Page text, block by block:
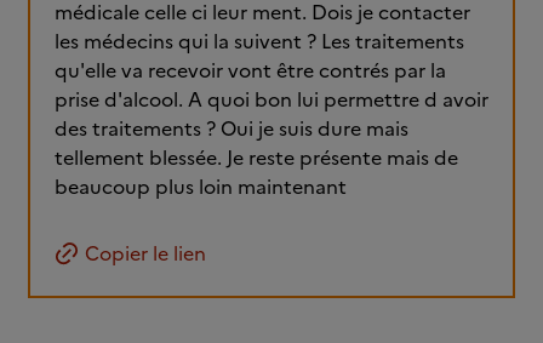
médicale celle ci leur ment. Dois je contacter
les médecins qui la suivent ? Les traitements
qu'elle va recevoir vont être contrés par la
prise d'alcool. A quoi bon lui permettre d avoir
des traitements ? Oui je suis dure mais
tellement blessée. Je reste présente mais de
beaucoup plus loin maintenant
Copier le lien